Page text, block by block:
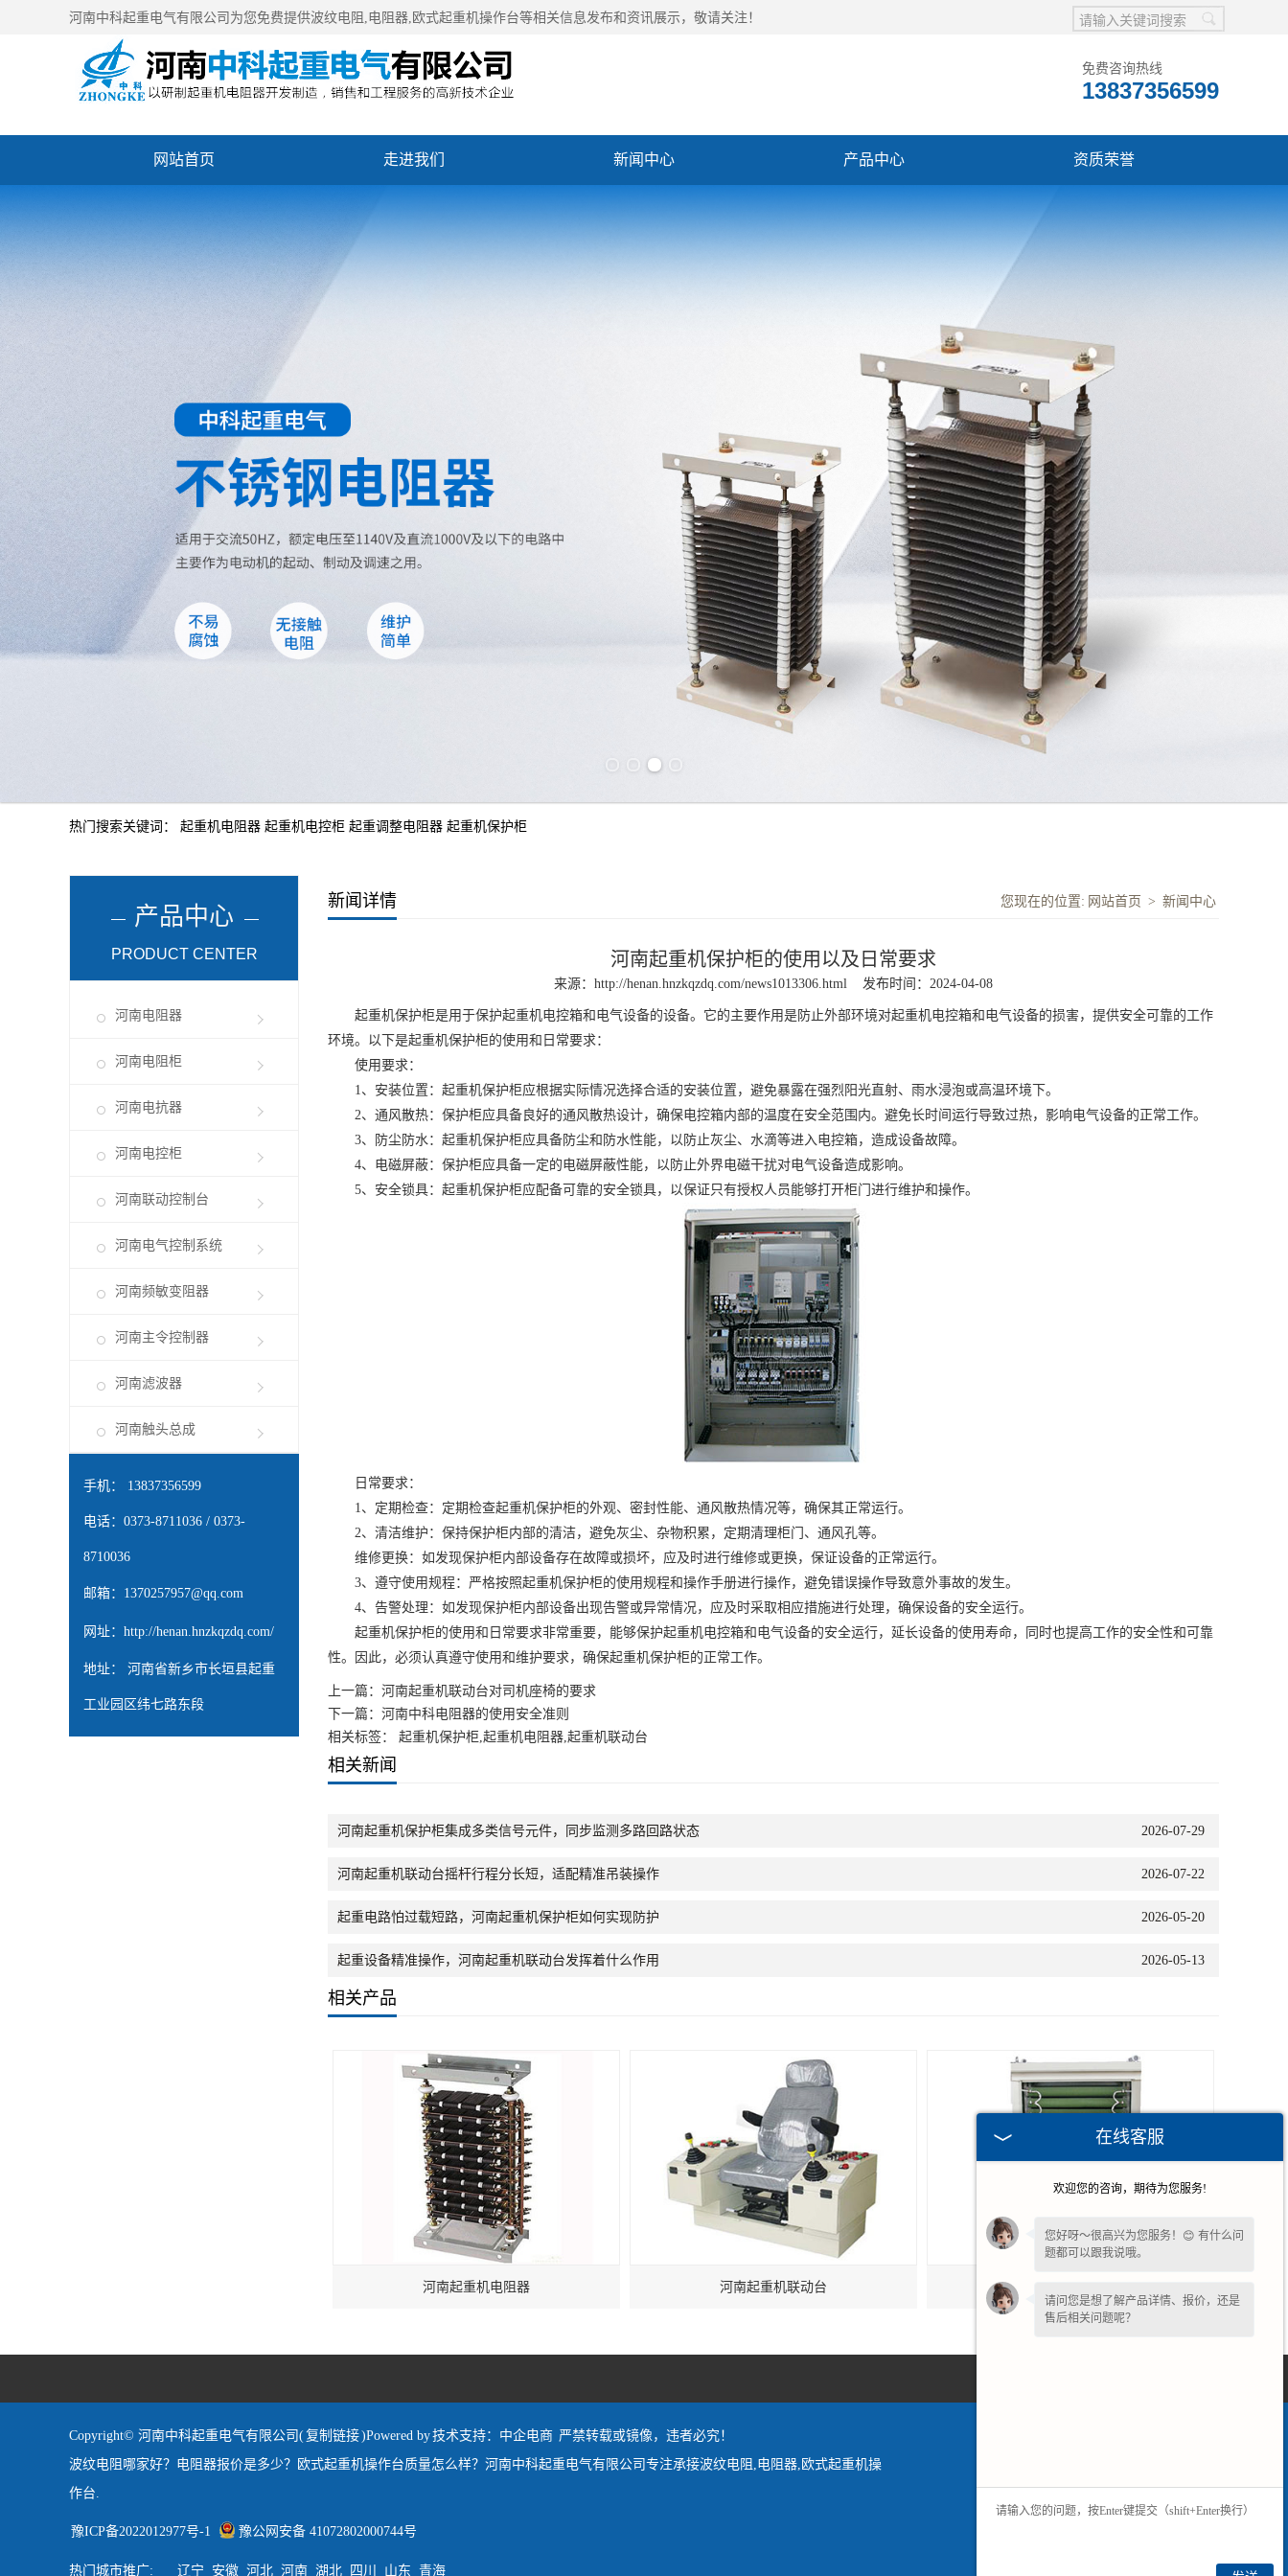
河南中科起重电气有限公司为您免费提供波纹电阻 ,电阻器,欧式起重机操作台等相关信息发布和资讯展示，敬请关注！
免费咨询热线
13837356599
网站首页 走进我们 新闻中心 产品中心 资质荣誉
热门搜索关键词： 起重机电阻器 起重机电控柜 起重调整电阻器 起重机保护柜
产品中心
PRODUCT CENTER
河南电阻器
河南电阻柜
河南电抗器
河南电控柜
河南联动控制台
河南电气控制系统
河南频敏变阻器
河南主令控制器
河南滤波器
河南触头总成
手机： 13837356599
电话：0373-8711036 / 0373-
8710036
邮箱： 1370257957@qq.com
网址： http://henan.hnzkqzdq.com/
地址： 河南省新乡市长垣县起重
工业园区纬七路东段
新闻详情 您现在的位置: 网站首页 > 新闻中心
河南起重机保护柜的使用以及日常要求
来源： http://henan.hnzkqzdq.com/news1013306.html 发布时间：2024-04-08
起重机保护柜是用于保护起重机电控箱和电气设备的设备。它的主要作用是防止外部环境对起重机电控箱和电气设备的损害，提供安全可靠的工作
环境。以下是起重机保护柜的使用和日常要求：
使用要求：
1、安装位置：起重机保护柜应根据实际情况选择合适的安装位置，避免暴露在强烈阳光直射、雨水浸泡或高温环境下。
2、通风散热：保护柜应具备良好的通风散热设计，确保电控箱内部的温度在安全范围内。避免长时间运行导致过热，影响电气设备的正常工作。
3、防尘防水：起重机保护柜应具备防尘和防水性能，以防止灰尘、水滴等进入电控箱，造成设备故障。
4、电磁屏蔽：保护柜应具备一定的电磁屏蔽性能，以防止外界电磁干扰对电气设备造成影响。
5、安全锁具：起重机保护柜应配备可靠的安全锁具，以保证只有授权人员能够打开柜门进行维护和操作。
日常要求：
1、定期检查：定期检查起重机保护柜的外观、密封性能、通风散热情况等，确保其正常运行。
2、清洁维护：保持保护柜内部的清洁，避免灰尘、杂物积累，定期清理柜门、通风孔等。
维修更换：如发现保护柜内部设备存在故障或损坏，应及时进行维修或更换，保证设备的正常运行。
3、遵守使用规程：严格按照起重机保护柜的使用规程和操作手册进行操作，避免错误操作导致意外事故的发生。
4、告警处理：如发现保护柜内部设备出现告警或异常情况，应及时采取相应措施进行处理，确保设备的安全运行。
起重机保护柜的使用和日常要求非常重要，能够保护起重机电控箱和电气设备的安全运行，延长设备的使用寿命，同时也提高工作的安全性和可靠
性。因此，必须认真遵守使用和维护要求，确保起重机保护柜的正常工作。
上一篇： 河南起重机联动台对司机座椅的要求
下一篇： 河南中科电阻器的使用安全准则
相关标签： 起重机保护柜,起重机电阻器,起重机联动台
相关新闻
2026-07-29
河南起重机保护柜集成多类信号元件，同步监测多路回路状态
2026-07-22
河南起重机联动台摇杆行程分长短，适配精准吊装操作
2026-05-20
起重电路怕过载短路，河南起重机保护柜如何实现防护
2026-05-13
起重设备精准操作，河南起重机联动台发挥着什么作用
相关产品
河南起重机电阻器 河南起重机联动台 河南变频制动电阻柜
Copyright© 河南中科起重电气有限公司(复制链接)Powered by技术支持：中企电商 严禁转载或镜像，违者必究！
波纹电阻哪家好？电阻器报价是多少？欧式起重机操作台质量怎么样？河南中科起重电气有限公司专注承接波纹电阻,电阻器,欧式起重机操
作台.
豫ICP备2022012977号-1 豫公网安备 41072802000744号
热门城市推广: 辽宁 安徽 河北 河南 湖北 四川 山东 青海
在线客服
欢迎您的咨询，期待为您服务!
您好呀～很高兴为您服务！😊 有什么问
题都可以跟我说哦。
请问您是想了解产品详情、报价，还是
售后相关问题呢？